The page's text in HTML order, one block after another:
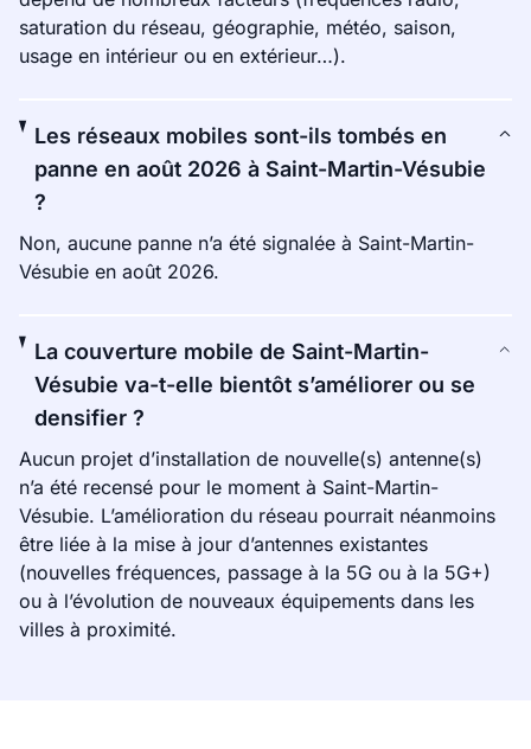
saturation du réseau, géographie, météo, saison,
usage en intérieur ou en extérieur…).
Les réseaux mobiles sont-ils tombés en
panne en août 2026 à Saint-Martin-Vésubie
?
Non, aucune panne n’a été signalée à Saint-Martin-
Vésubie en août 2026.
La couverture mobile de Saint-Martin-
Vésubie va-t-elle bientôt s’améliorer ou se
densifier ?
Aucun projet d’installation de nouvelle(s) antenne(s)
n’a été recensé pour le moment à Saint-Martin-
Vésubie. L’amélioration du réseau pourrait néanmoins
être liée à la mise à jour d’antennes existantes
(nouvelles fréquences, passage à la 5G ou à la 5G+)
ou à l’évolution de nouveaux équipements dans les
villes à proximité.